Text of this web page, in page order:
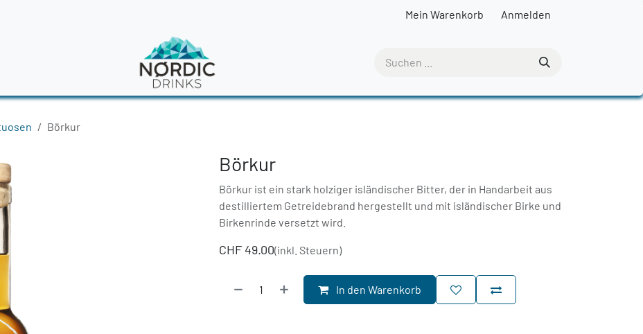
Mein Warenkorb Anmelden
Börkur
Börkur
Börkur ist ein stark holziger isländischer Bitter, der in Handarbeit aus
destilliertem Getreidebrand hergestellt und mit isländischer Birke und
Birkenrinde versetzt wird.
CHF 49.00(inkl. Steuern)
In den Warenkorb